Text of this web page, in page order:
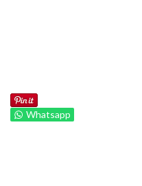
Whatsapp